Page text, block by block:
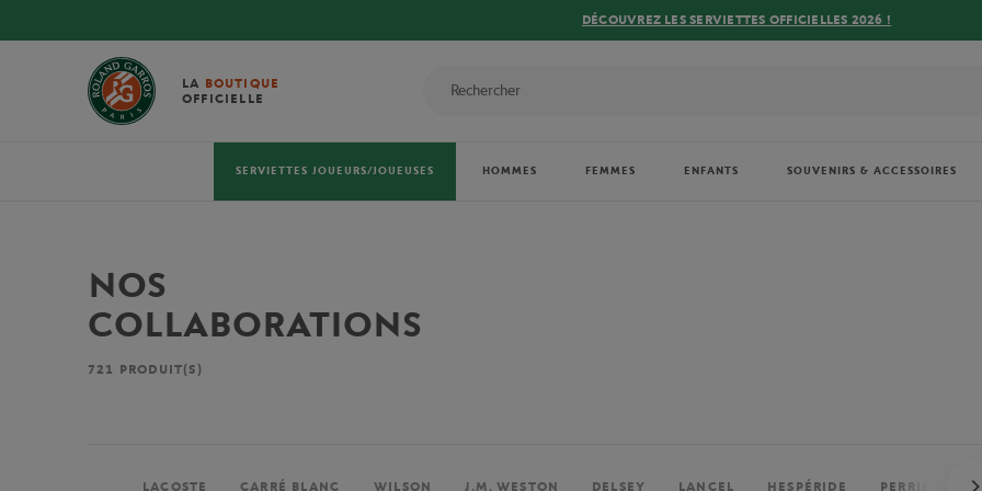
DÉCOUVREZ LES SERVIETTES OFFICIELLES 2026 !
LA BOUTIQUE
OFFICIELLE
SERVIETTES JOUEURS/JOUEUSES HOMMES FEMMES ENFANTS SOUVENIRS & ACCESSOIRES
NOS
COLLABORATIONS
721 PRODUIT(S)
LACOSTE CARRÉ BLANC WILSON J.M. WESTON DELSEY LANCEL HESPÉRIDE PERRIER